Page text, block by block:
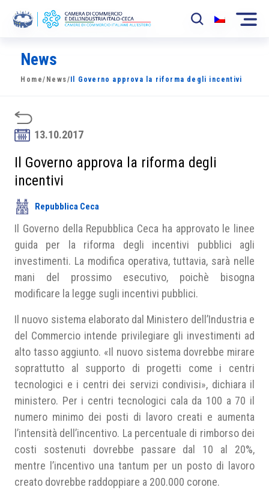
La Camera
News
Eventi
Sviluppo Mercato
Soci
Progetti
Area riservata
News
Home/ News/ Il Governo approva la riforma degli incentivi
13.10.2017
Il Governo approva la riforma degli
incentivi
Repubblica Ceca
Il Governo della Repubblica Ceca ha approvato le linee
guida per la riforma degli incentivi pubblici agli
investimenti. La modifica operativa, tuttavia, sarà nelle
mani del prossimo esecutivo, poichè bisogna
modificare la legge sugli incentivi pubblici.
Il nuovo sistema elaborato dal Ministero dell’Industria e
del Commercio intende privilegiare gli investimenti ad
alto tasso aggiunto. «Il nuovo sistema dovrebbe mirare
soprattutto al supporto di progetti come i centri
tecnologici e i centri dei servizi condivisi», dichiara il
ministero. Per i centri tecnologici cala da 100 a 70 il
numero minimo dei posti di lavoro creati e aumenta
l’intensità dell’incentivo. La percentuale di rimborso dei
costi sostenuti dovrebbe passare dal 10 al 20%,
mentre l’incentivo una tantum per un posto di lavoro
creato dovrebbe raddoppiare a 200.000 corone.